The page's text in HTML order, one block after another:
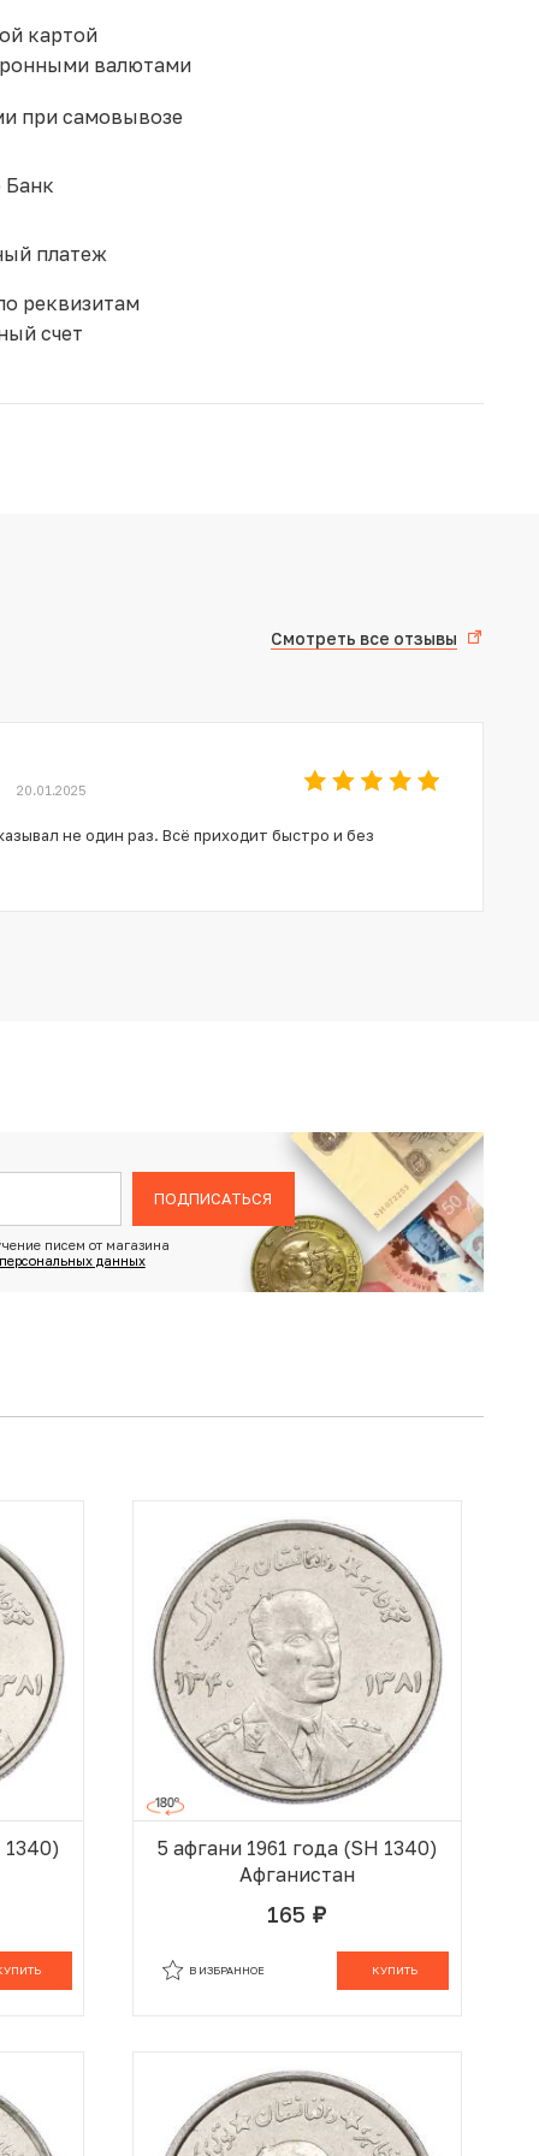
картой
валютами
при самовывозе
Банк
платеж
реквизитам
счет
Смотреть все отзывы
20.01.2025
не один раз. Всё приходит быстро и без
ПОДПИСАТЬСЯ
писем от магазина
данных
1340)
5 афгани 1961 года (SH 1340)
Афганистан
165 руб.
КУПИТЬ
В ИЗБРАННОЕ